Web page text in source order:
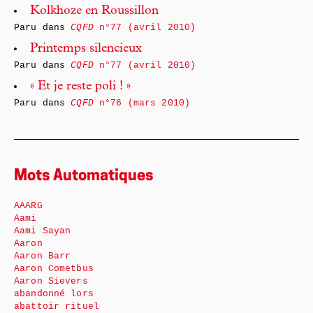
Kolkhoze en Roussillon
Paru dansCQFDn°77 (avril 2010)
Printemps silencieux
Paru dansCQFDn°77 (avril 2010)
« Et je reste poli ! »
Paru dansCQFDn°76 (mars 2010)
Mots Automatiques
AAARG
Aami
Aami Sayan
Aaron
Aaron Barr
Aaron Cometbus
Aaron Sievers
abandonné lors
abattoir rituel